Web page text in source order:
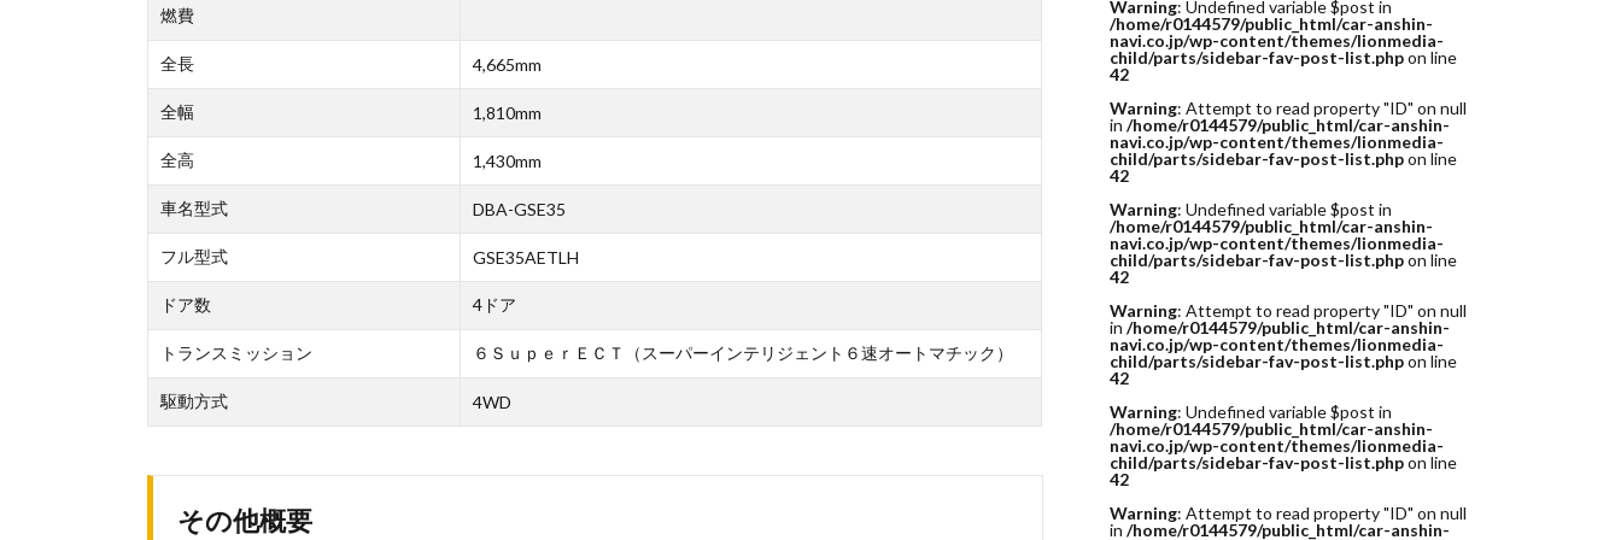
燃費
全長 4,665mm
全幅 1,810mm
全高 1,430mm
車名型式 DBA-GSE35
フル型式 GSE35AETLH
ドア数 4ドア
トランスミッション ６ＳｕｐｅｒＥＣＴ（スーパーインテリジェント６速オートマチック）
駆動方式 4WD
その他概要
Warning: Undefined variable $post in
/home/r0144579/public_html/car-anshin-
navi.co.jp/wp-content/themes/lionmedia-
child/parts/sidebar-fav-post-list.phpon line
42
Warning: Attempt to read property "ID" on null
in /home/r0144579/public_html/car-anshin-
navi.co.jp/wp-content/themes/lionmedia-
child/parts/sidebar-fav-post-list.phpon line
42
Warning: Undefined variable $post in
/home/r0144579/public_html/car-anshin-
navi.co.jp/wp-content/themes/lionmedia-
child/parts/sidebar-fav-post-list.phpon line
42
Warning: Attempt to read property "ID" on null
in /home/r0144579/public_html/car-anshin-
navi.co.jp/wp-content/themes/lionmedia-
child/parts/sidebar-fav-post-list.phpon line
42
Warning: Undefined variable $post in
/home/r0144579/public_html/car-anshin-
navi.co.jp/wp-content/themes/lionmedia-
child/parts/sidebar-fav-post-list.phpon line
42
Warning: Attempt to read property "ID" on null
in /home/r0144579/public_html/car-anshin-